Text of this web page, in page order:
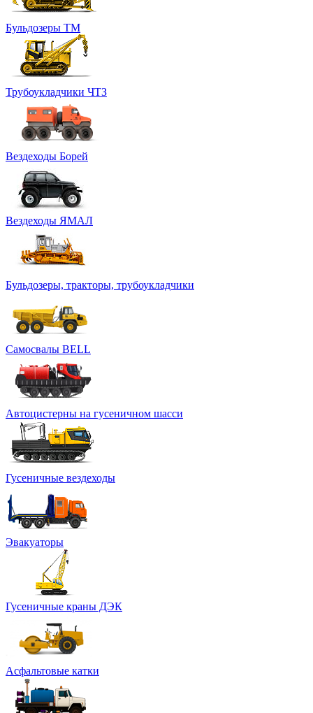
Бульдозеры ТМ
Трубоукладчики ЧТЗ
Вездеходы Борей
Вездеходы ЯМАЛ
Бульдозеры, тракторы, трубоукладчики
Самосвалы BELL
Автоцистерны на гусеничном шасси
Гусеничные вездеходы
Эвакуаторы
Гусеничные краны ДЭК
Асфальтовые катки